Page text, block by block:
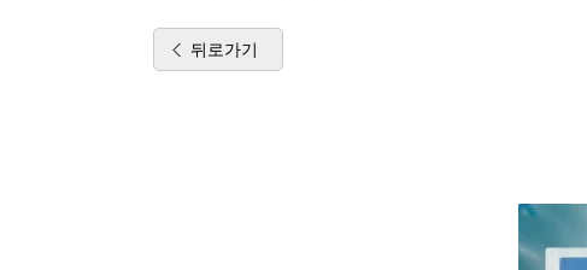
뒤로가기